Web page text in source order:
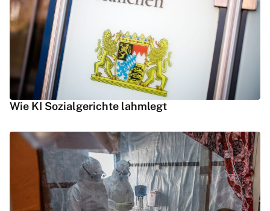
Wie KI Sozialgerichte lahmlegt